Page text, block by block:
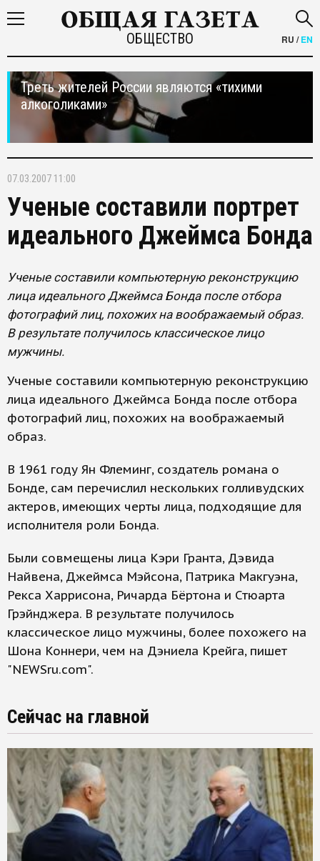
ОБЩЕСТВО RU /EN
Треть жителей России являются «тихими
алкоголиками»
07.03.2007 11:00
Ученые составили портрет
идеального Джеймса Бонда
Ученые составили компьютерную реконструкцию
лица идеального Джеймса Бонда после отбора
фотографий лиц, похожих на воображаемый образ.
В результате получилось классическое лицо
мужчины.
Ученые составили компьютерную реконструкцию
лица идеального Джеймса Бонда после отбора
фотографий лиц, похожих на воображаемый
образ.
В 1961 году Ян Флеминг, создатель романа о
Бонде, сам перечислил нескольких голливудских
актеров, имеющих черты лица, подходящие для
исполнителя роли Бонда.
Были совмещены лица Кэри Гранта, Дэвида
Найвена, Джеймса Мэйсона, Патрика Макгуэна,
Рекса Харрисона, Ричарда Бёртона и Стюарта
Грэйнджера. В результате получилось
классическое лицо мужчины, более похожего на
Шона Коннери, чем на Дэниела Крейга, пишет
"NEWSru.com".
Сейчас на главной